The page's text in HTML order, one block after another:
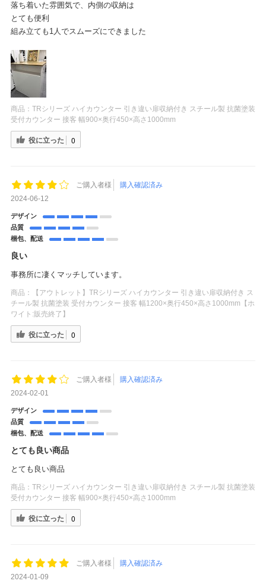
落ち着いた雰囲気で、内側の収納は
とても便利
組み立ても1人でスムーズにできました
商品： TRシリーズ ハイカウンター 引き違い扉収納付き スチール製 抗菌塗装
受付カウンター 接客 幅900×奥行450×高さ1000mm
役に立った 0
ご購入者様
購入確認済み
2024-06-12
デザイン
品質
梱包、配送
良い
事務所に凄くマッチしています。
商品：
【アウトレット】TRシリーズ ハイカウンター 引き違い扉収納付き ス
チール製 抗菌塗装 受付カウンター 接客 幅1200×奥行450×高さ1000mm【ホ
ワイト:販売終了】
役に立った 0
ご購入者様
購入確認済み
2024-02-01
デザイン
品質
梱包、配送
とても良い商品
とても良い商品
商品： TRシリーズ ハイカウンター 引き違い扉収納付き スチール製 抗菌塗装
受付カウンター 接客 幅900×奥行450×高さ1000mm
役に立った 0
ご購入者様
購入確認済み
2024-01-09